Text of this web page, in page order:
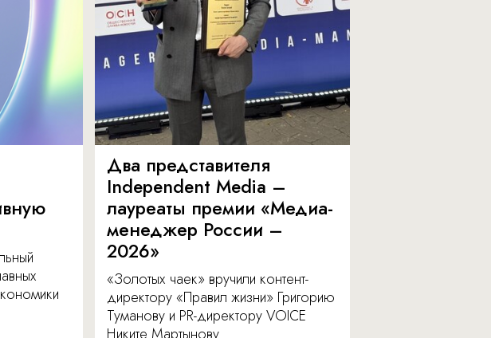
Два представителя
Independent Media –
лауреаты премии «Медиа-
менеджер России –
2026»
«Золотых чаек» вручили контент-
директору «Правил жизни» Григорию
Туманову и PR-директору VOICE